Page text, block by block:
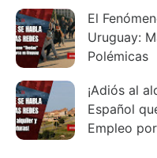
El
Uruguay:
Polémicas
¡Adiós al
Español
Empleo